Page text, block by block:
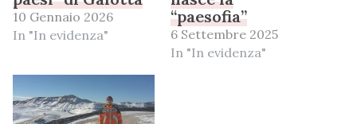
10 Gennaio 2026
In "In evidenza"
“paesofia”
6 Settembre 2025
In "In evidenza"